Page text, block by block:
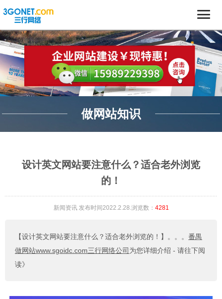
做网站知识
设计英文网站要注意什么？适合老外浏览
的！
新闻资讯发布时间2022.2.28.浏览数： 4281
【设计英文网站要注意什么？适合老外浏览的！】 。。。 番禺
做网站www.sgoidc.com三行网络公司 为您详细介绍 - 请往下阅
读》